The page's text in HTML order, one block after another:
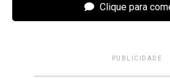
Clique para
PUBLICIDADE